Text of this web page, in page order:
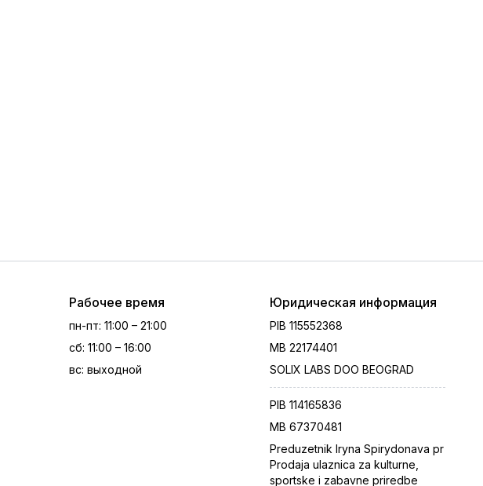
Рабочее время
пн-пт: 11:00 – 21:00
сб: 11:00 – 16:00
вс: выходной
Юридическая информация
PIB 115552368
MB 22174401
SOLIX LABS DOO BEOGRAD
PIB 114165836
MB 67370481
Preduzetnik Iryna Spirydonava pr
Prodaja ulaznica za kulturne,
sportske i zabavne priredbe